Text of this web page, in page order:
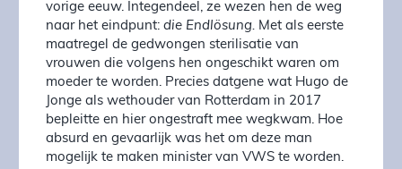
vorige eeuw. Integendeel, ze wezen hen de weg
naar het eindpunt: die Endlösung. Met als eerste
maatregel de gedwongen sterilisatie van
vrouwen die volgens hen ongeschikt waren om
moeder te worden. Precies datgene wat Hugo de
Jonge als wethouder van Rotterdam in 2017
bepleitte en hier ongestraft mee wegkwam. Hoe
absurd en gevaarlijk was het om deze man
mogelijk te maken minister van VWS te worden.